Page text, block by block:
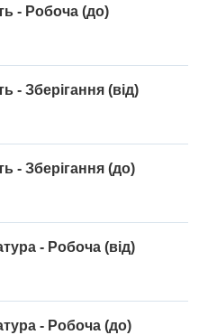
- Робоча (до)
- Зберігання (від)
- Зберігання (до)
- Робоча (від)
- Робоча (до)